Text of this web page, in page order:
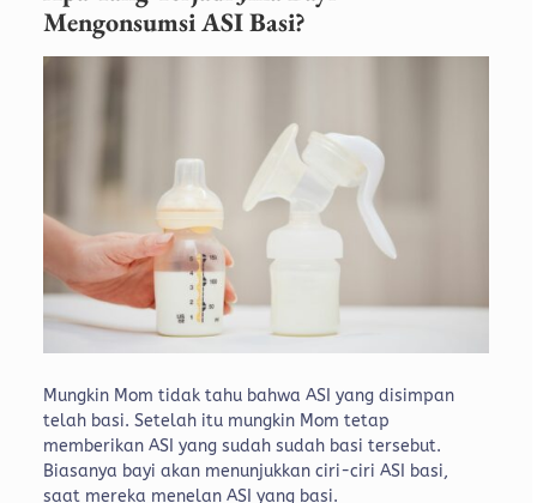
Mengonsumsi ASI Basi?
Mungkin Mom tidak tahu bahwa ASI yang disimpan
telah basi. Setelah itu mungkin Mom tetap
memberikan ASI yang sudah sudah basi tersebut.
Biasanya bayi akan menunjukkan ciri-ciri ASI basi,
saat mereka menelan ASI yang basi.